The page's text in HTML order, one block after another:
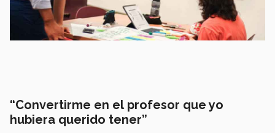
“Convertirme en el profesor que yo
hubiera querido tener”